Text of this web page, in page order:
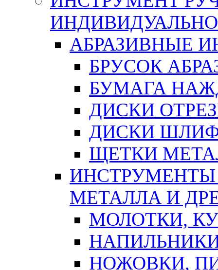
АБРАЗИВНЫЕ
БРУСОК
БУМАГА
ДИСКИ
ДИСКИ
ЩЕТКИ
ИНСТРУМЕНТЫ
МЕТАЛЛА И
МОЛОТКИ,
НОЖОВКИ,